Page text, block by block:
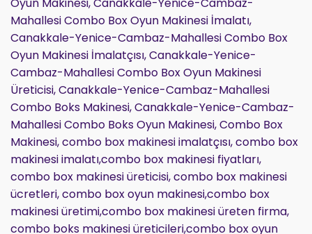
Oyun Makinesi, Canakkale-Yenice-Cambaz-
Mahallesi Combo Box Oyun Makinesi İmalatı,
Canakkale-Yenice-Cambaz-Mahallesi Combo Box
Oyun Makinesi İmalatçısı, Canakkale-Yenice-
Cambaz-Mahallesi Combo Box Oyun Makinesi
Üreticisi, Canakkale-Yenice-Cambaz-Mahallesi
Combo Boks Makinesi, Canakkale-Yenice-Cambaz-
Mahallesi Combo Boks Oyun Makinesi, Combo Box
Makinesi, combo box makinesi imalatçısı, combo box
makinesi imalatı,combo box makinesi fiyatları,
combo box makinesi üreticisi, combo box makinesi
ücretleri, combo box oyun makinesi,combo box
makinesi üretimi,combo box makinesi üreten firma,
combo boks makinesi üreticileri,combo box oyun